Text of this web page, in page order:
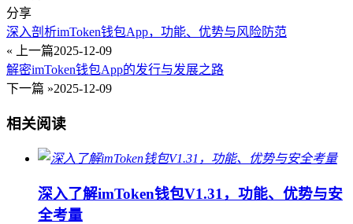
分享
深入剖析imToken钱包App，功能、优势与风险防范
« 上一篇2025-12-09
解密imToken钱包App的发行与发展之路
下一篇 »2025-12-09
相关阅读
深入了解imToken钱包V1.31，功能、优势与安
全考量